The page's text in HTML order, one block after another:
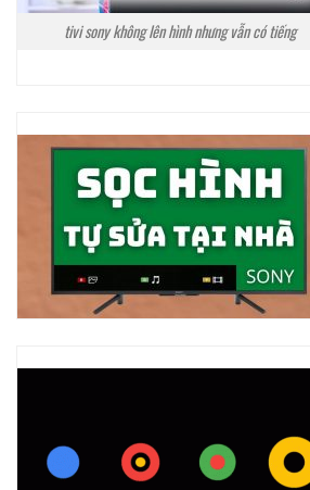
tivi sony không lên hình nhưng vẫn có tiếng